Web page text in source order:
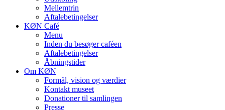
Mellemtrin
Aftalebetingelser
KØN Café
Menu
Inden du besøger caféen
Aftalebetingelser
Åbningstider
Om KØN
Formål, vision og værdier
Kontakt museet
Donationer til samlingen
Presse